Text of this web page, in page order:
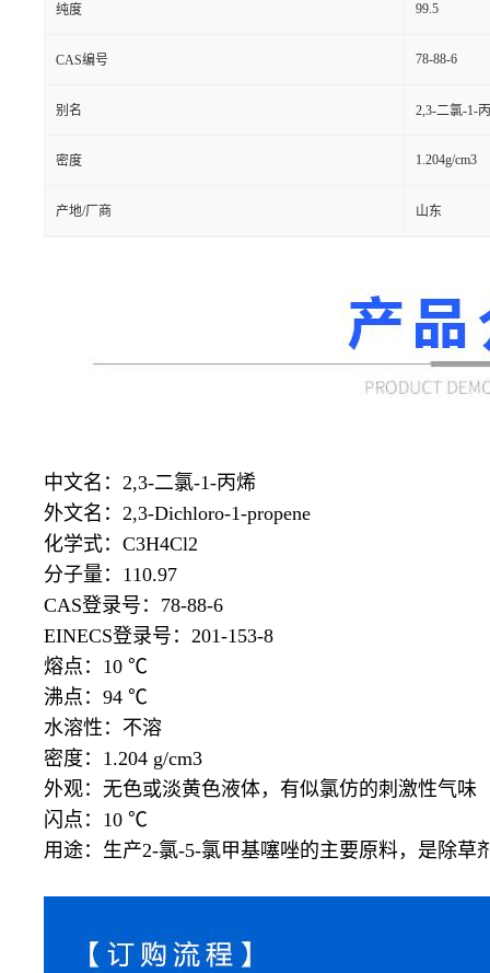
纯度 99.5
CAS编号 78-88-6
别名 2,3-二氯-1-
密度 1.204g/cm3
产地/厂商 山东
中文名： 2,3-二氯-1-丙烯
外文名： 2,3-Dichloro-1-propene
化学式： C3H4Cl2
分子量： 110.97
CAS登录号：78-88-6
EINECS登录号：201-153-8
熔点： 10 ℃
沸点： 94 ℃
水溶性：不溶
密度： 1.204 g/cm3
外观：无色或淡黄色液体， 有似氯仿的刺激性气味
闪点： 10 ℃
用途：生产2-氯-5-氯甲基噻唑的主要原料，是除草